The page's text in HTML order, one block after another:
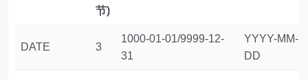
节)
DATE 3
1000-01-01/9999-12-
31
YYYY-MM-
DD